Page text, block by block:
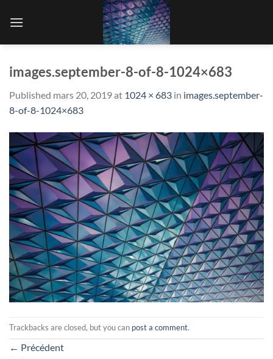
images.september-8-of-8-1024×683
Published mars 20, 2019at 1024 × 683 in images.september-
8-of-8-1024×683
Trackbacks are closed, but you can post a comment.
← Précédent